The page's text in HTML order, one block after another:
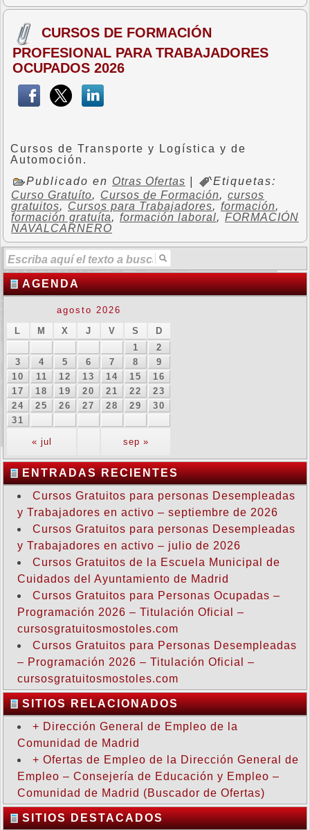
CURSOS DE FORMACIÓN
PROFESIONAL PARA TRABAJADORES
OCUPADOS 2026
Cursos de Transporte y Logística y de
Automoción.
Publicado en Otras Ofertas
Etiquetas:
Curso Gratuíto, Cursos de Formación, cursos
gratuitos, Cursos para Trabajadores, formación,
formación gratuíta, formación laboral, FORMACIÓN
NAVALCARNERO
AGENDA
agosto 2026
L
M X J V S D
« jul sep »
1
2
3
4 5 6 7 8
9
10
11 12 13 14 15
16
17
18 19 20 21 22
23
24
25 26 27 28 29
30
31
ENTRADAS RECIENTES
Cursos Gratuitos para personas Desempleadas
y Trabajadores en activo – septiembre de 2026
Cursos Gratuitos para personas Desempleadas
y Trabajadores en activo – julio de 2026
Cursos Gratuitos de la Escuela Municipal de
Cuidados del Ayuntamiento de Madrid
Cursos Gratuitos para Personas Ocupadas –
Programación 2026 – Titulación Oficial –
cursosgratuitosmostoles.com
Cursos Gratuitos para Personas Desempleadas
– Programación 2026 – Titulación Oficial –
cursosgratuitosmostoles.com
SITIOS RELACIONADOS
+ Dirección General de Empleo de la
Comunidad de Madrid
+ Ofertas de Empleo de la Dirección General de
Empleo – Consejería de Educación y Empleo –
Comunidad de Madrid (Buscador de Ofertas)
SITIOS DESTACADOS